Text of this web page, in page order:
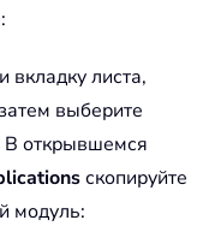
листа,
выберите
В открывшемся
скопируйте
модуль: